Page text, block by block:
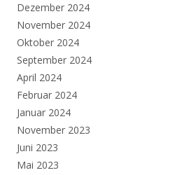
Dezember 2024
November 2024
Oktober 2024
September 2024
April 2024
Februar 2024
Januar 2024
November 2023
Juni 2023
Mai 2023